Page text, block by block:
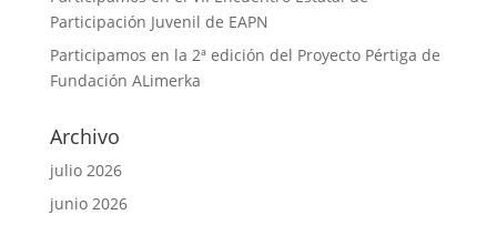
Participación Juvenil de EAPN
Participamos en la 2ª edición del Proyecto Pértiga de
Fundación ALimerka
Archivo
julio 2026
junio 2026